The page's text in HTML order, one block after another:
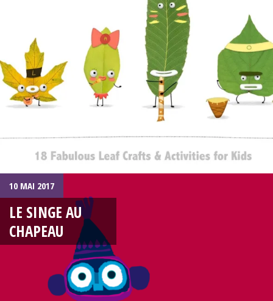
10 MAI 2017
LE SINGE AU
CHAPEAU